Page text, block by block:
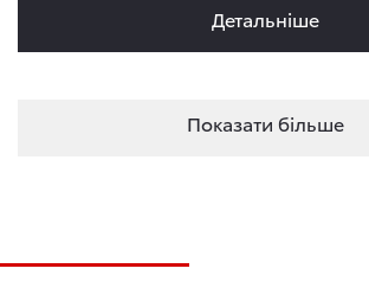
Детальнiше
Показати більше